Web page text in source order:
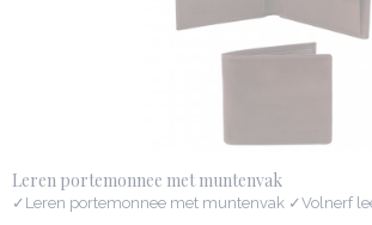
Leren portemonnee met muntenvak
✓Leren portemonnee met muntenvak ✓Volnerf